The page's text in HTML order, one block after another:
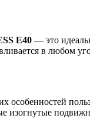
E40 — это
в любом
особенностей
изогнутые